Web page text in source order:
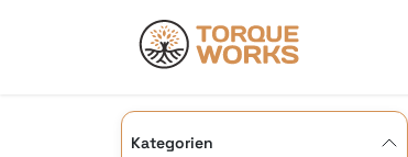
Kategorien